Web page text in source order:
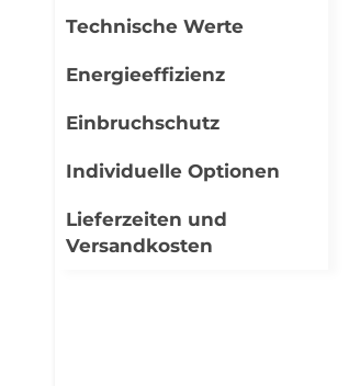
Technische Werte
Energieeffizienz
Einbruchschutz
Individuelle Optionen
Lieferzeiten und
Versandkosten